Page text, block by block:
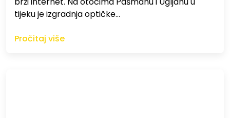
tijeku je izgradnja optičke…
Pročitaj više